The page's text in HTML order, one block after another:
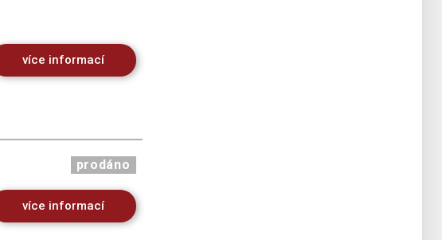
více informací
prodáno
více informací